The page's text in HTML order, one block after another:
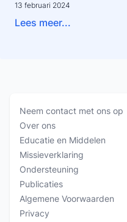
13 februari 2024
Lees meer...
Neem contact met ons op
Over ons
Educatie en Middelen
Missieverklaring
Ondersteuning
Publicaties
Algemene Voorwaarden
Privacy